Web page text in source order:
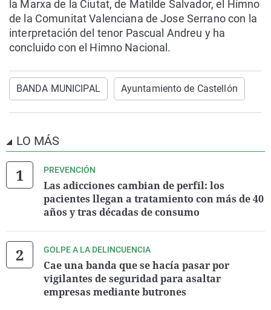
la Marxa de la Ciutat, de Matilde Salvador, el Himno
de la Comunitat Valenciana de Jose Serrano con la
interpretación del tenor Pascual Andreu y ha
concluido con el Himno Nacional.
BANDA MUNICIPAL Ayuntamiento de Castellón
LO MÁS
PREVENCIÓN
Las adicciones cambian de perfil: los
pacientes llegan a tratamiento con más de 40
años y tras décadas de consumo
GOLPE A LA DELINCUENCIA
Cae una banda que se hacía pasar por
vigilantes de seguridad para asaltar
empresas mediante butrones